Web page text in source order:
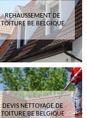
REHAUSSEMENT DE
TOITURE BE BELGIQUE
DEVIS NETTOYAGE DE
TOITURE BE BELGIQUE